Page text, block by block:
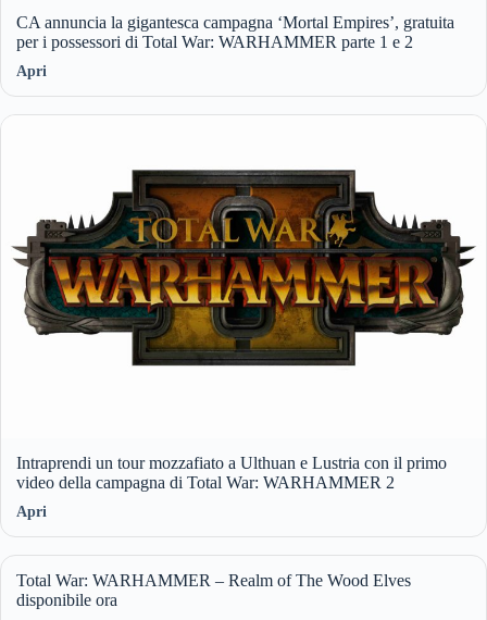
CA annuncia la gigantesca campagna ‘Mortal Empires’, gratuita
per i possessori di Total War: WARHAMMER parte 1 e 2
Apri
Intraprendi un tour mozzafiato a Ulthuan e Lustria con il primo
video della campagna di Total War: WARHAMMER 2
Apri
Total War: WARHAMMER – Realm of The Wood Elves
disponibile ora